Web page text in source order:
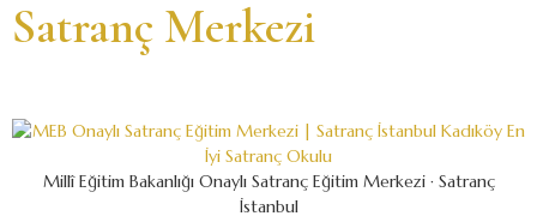
Satranç Merkezi
Millî Eğitim Bakanlığı Onaylı Satranç Eğitim Merkezi · Satranç
İstanbul